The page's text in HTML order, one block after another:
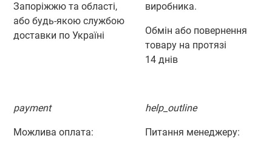
Запоріжжю та області,
або будь-якою службою
доставки по Україні
виробника.
Обмін або повернення
товару на протязі
14 днів
payment
Можлива оплата:
help_outline
Питання менеджеру: